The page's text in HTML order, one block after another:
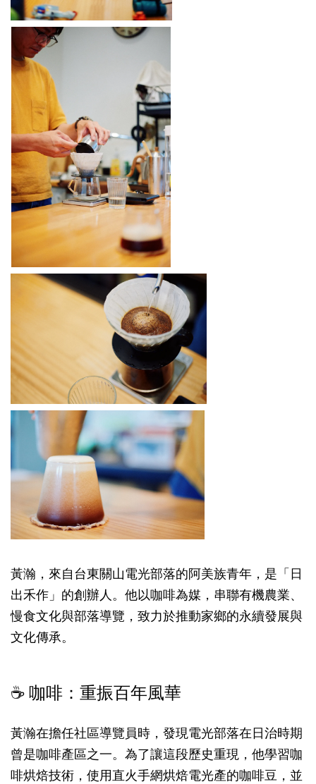
黃瀚，來自台東關山電光部落的阿美族青年，是「日
出禾作」的創辦人。他以咖啡為媒，串聯有機農業、
慢食文化與部落導覽，致力於推動家鄉的永續發展與
文化傳承。
☕ 咖啡：重振百年風華
黃瀚在擔任社區導覽員時，發現電光部落在日治時期
曾是咖啡產區之一。為了讓這段歷史重現，他學習咖
啡烘焙技術，使用直火手網烘焙電光產的咖啡豆，並